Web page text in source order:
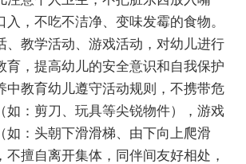
入，不吃不洁净、变味发霉的食物。
、教学活动、游戏活动，对幼儿进行
育，提高幼儿的安全意识和自我保护
中教育幼儿遵守活动规则，不携带危
如：剪刀、玩具等尖锐物件），游戏
如：头朝下滑滑梯、由下向上爬滑
不擅自离开集体，同伴间友好相处，